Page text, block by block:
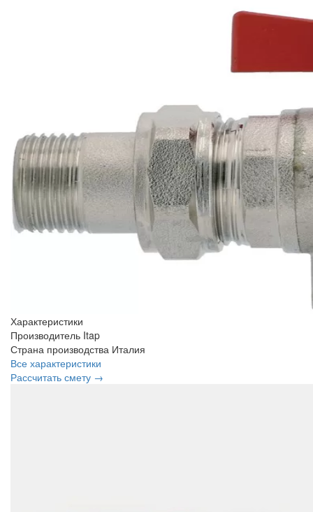
Характеристики
Производитель Itap
Страна производства Италия
Все характеристики
Рассчитать смету →